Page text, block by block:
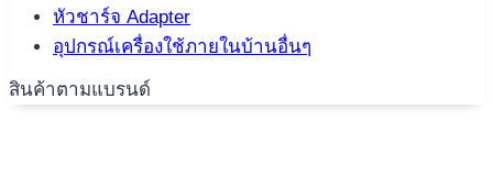
หัวชาร์จ Adapter
อุปกรณ์เครื่องใช้ภายในบ้านอื่นๆ
สินค้าตามแบรนด์